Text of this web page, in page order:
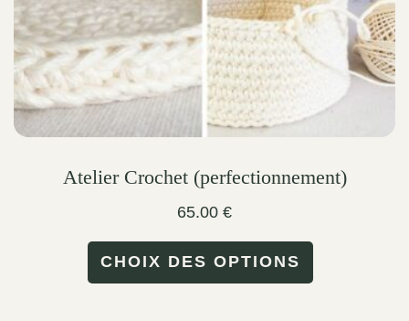
Atelier Crochet (perfectionnement)
65.00 €
CHOIX DES OPTIONS